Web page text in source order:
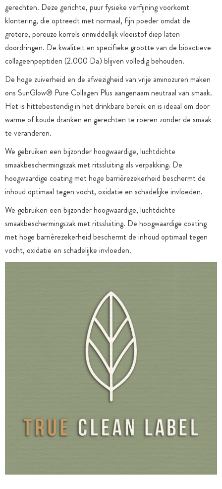
gerechten. Deze gerichte, puur fysieke verfijning voorkomt
klontering, die optreedt met normaal, fijn poeder omdat de
grotere, poreuze korrels onmiddellijk vloeistof diep laten
doordringen. De kwaliteit en specifieke grootte van de bioactieve
collageenpeptiden (2.000 Da) blijven volledig behouden.
De hoge zuiverheid en de afwezigheid van vrije aminozuren maken
ons SunGlow® Pure Collagen Plus aangenaam neutraal van smaak.
Het is hittebestendig in het drinkbare bereik en is ideaal om door
warme of koude dranken en gerechten te roeren zonder de smaak
te veranderen.
We gebruiken een bijzonder hoogwaardige, luchtdichte
smaakbeschermingszak met ritssluiting als verpakking. De
hoogwaardige coating met hoge barrièrezekerheid beschermt de
inhoud optimaal tegen vocht, oxidatie en schadelijke invloeden.
We gebruiken een bijzonder hoogwaardige, luchtdichte
smaakbeschermingszak met ritssluiting. De hoogwaardige coating
met hoge barrièrezekerheid beschermt de inhoud optimaal tegen
vocht, oxidatie en schadelijke invloeden.